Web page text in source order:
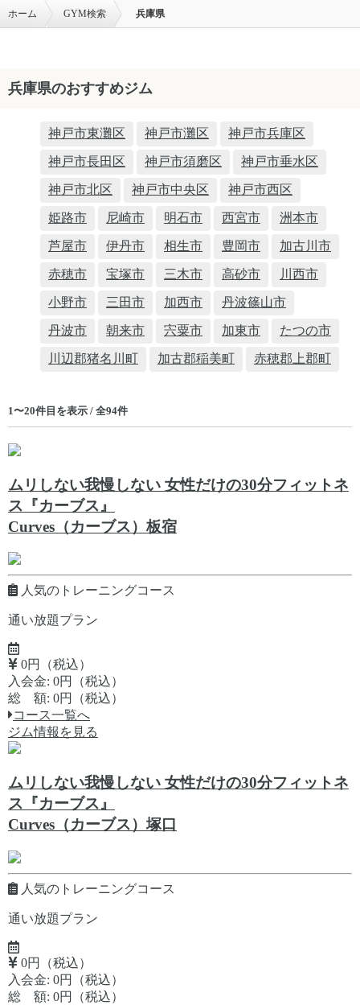
ホーム GYM検索 兵庫県
兵庫県のおすすめジム
神戸市東灘区 神戸市灘区 神戸市兵庫区
神戸市長田区 神戸市須磨区 神戸市垂水区
神戸市北区 神戸市中央区 神戸市西区
姫路市 尼崎市 明石市 西宮市 洲本市
芦屋市 伊丹市 相生市 豊岡市 加古川市
赤穂市 宝塚市 三木市 高砂市 川西市
小野市 三田市 加西市 丹波篠山市
丹波市 朝来市 宍粟市 加東市 たつの市
川辺郡猪名川町 加古郡稲美町 赤穂郡上郡町
1〜20件目を表示 / 全94件
ムリしない我慢しない 女性だけの30分フィットネ
ス『カーブス』
Curves（カーブス）板宿
人気のトレーニングコース
通い放題プラン
0円（税込）
入会金: 0円（税込）
総 額: 0円（税込）
コース一覧へ
ジム情報を見る
ムリしない我慢しない 女性だけの30分フィットネ
ス『カーブス』
Curves（カーブス）塚口
人気のトレーニングコース
通い放題プラン
0円（税込）
入会金: 0円（税込）
総 額: 0円（税込）